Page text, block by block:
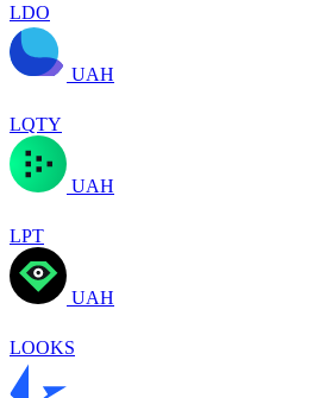
LDO
UAH
LQTY
UAH
LPT
UAH
LOOKS